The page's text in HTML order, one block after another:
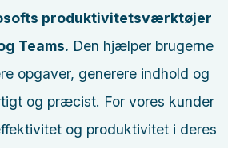
produktivitetsværktøjer
Teams. Den hjælper brugerne
opgaver, generere indhold og
og præcist. For vores kunder
og produktivitet i deres